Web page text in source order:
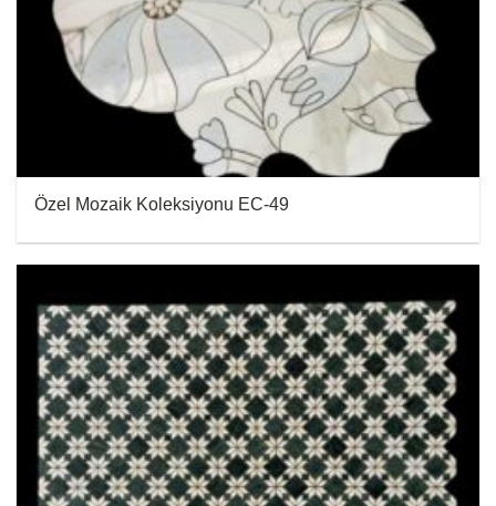
Özel Mozaik Koleksiyonu EC-49